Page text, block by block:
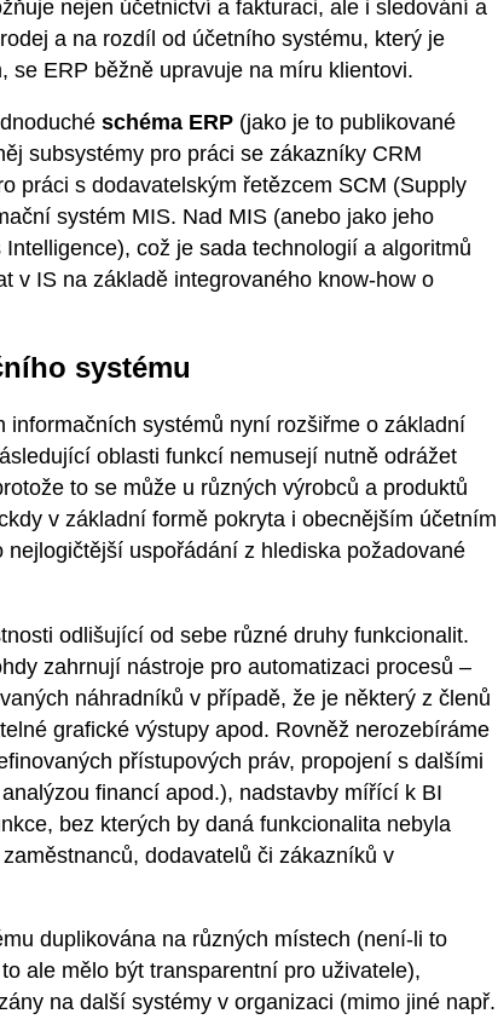
nejen účetnictví a fakturaci, ale i sledování a
a na rozdíl od účetního systému, který je
se ERP běžně upravuje na míru klientovi.
schéma ERP (jako je to publikované
subsystémy pro práci se zákazníky CRM
práci s dodavatelským řetězcem SCM (Supply
systém MIS. Nad MIS (anebo jako jeho
což je sada technologií a algoritmů
v IS na základě integrovaného know-how o
systému
informačních systémů nyní rozšiřme o základní
oblasti funkcí nemusejí nutně odrážet
to se může u různých výrobců a produktů
v základní formě pokryta i obecnějším účetním
uspořádání z hlediska požadované
odlišující od sebe různé druhy funkcionalit.
zahrnují nástroje pro automatizaci procesů –
náhradníků v případě, že je některý z členů
grafické výstupy apod. Rovněž nerozebíráme
přístupových práv, propojení s dalšími
financí apod.), nadstavby mířící k BI
bez kterých by daná funkcionalita nebyla
dodavatelů či zákazníků v
duplikována na různých místech (není-li to
ale mělo být transparentní pro uživatele),
na další systémy v organizaci (mimo jiné např.